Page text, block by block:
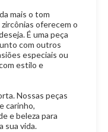
mais o tom
oferecem o
É uma peça
com outros
especiais ou
estilo e
Nossas peças
carinho,
e beleza para
sua vida.